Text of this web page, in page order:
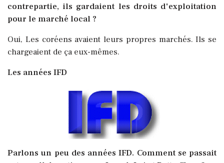
contrepartie, ils gardaient les droits d'exploitation
pour le marché local ?
Oui, Les coréens avaient leurs propres marchés. Ils se
chargeaient de ça eux-mêmes.
Les années IFD
Parlons un peu des années IFD. Comment se passait